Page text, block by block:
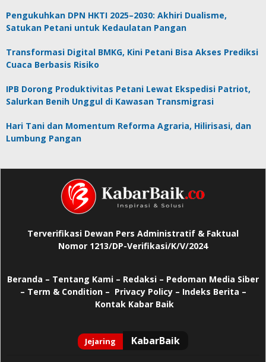
Pengukuhkan DPN HKTI 2025–2030: Akhiri Dualisme,
Satukan Petani untuk Kedaulatan Pangan
Transformasi Digital BMKG, Kini Petani Bisa Akses Prediksi
Cuaca Berbasis Risiko
IPB Dorong Produktivitas Petani Lewat Ekspedisi Patriot,
Salurkan Benih Unggul di Kawasan Transmigrasi
Hari Tani dan Momentum Reforma Agraria, Hilirisasi, dan
Lumbung Pangan
Terverifikasi Dewan Pers Administratif & Faktual
Nomor 1213/DP-Verifikasi/K/V/2024
Beranda – Tentang Kami – Redaksi – Pedoman Media Siber
– Term & Condition – Privacy Policy– Indeks Berita –
Kontak Kabar Baik